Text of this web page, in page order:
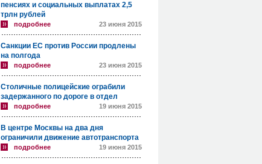
пенсиях и социальных выплатах 2,5
трлн рублей
подробнее 23 июня 2015
Санкции ЕС против России продлены
на полгода
подробнее 23 июня 2015
Столичные полицейские ограбили
задержанного по дороге в отдел
подробнее 19 июня 2015
В центре Москвы на два дня
ограничили движение автотранспорта
подробнее 19 июня 2015